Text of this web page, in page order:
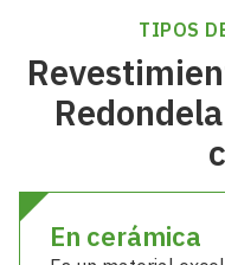
TIPOS
En cerámica